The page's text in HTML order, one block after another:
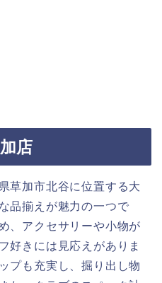
店
草加市北谷に位置する大
品揃えが魅力の一つで
、アクセサリーや小物が
好きには見応えがありま
プも充実し、掘り出し物